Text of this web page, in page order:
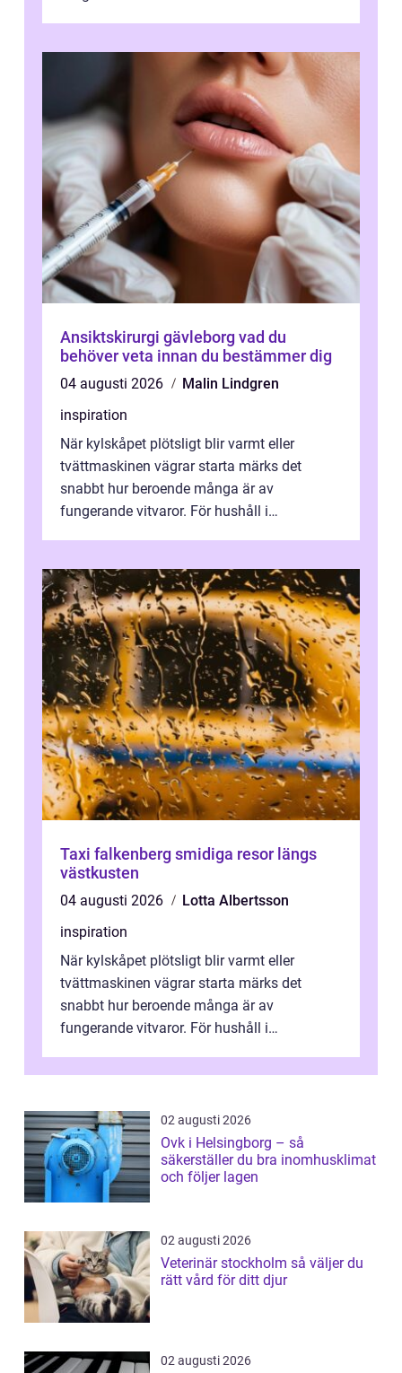
Ansiktskirurgi gävleborg vad du
behöver veta innan du bestämmer dig
04 augusti 2026
Malin Lindgren
inspiration
När kylskåpet plötsligt blir varmt eller
tvättmaskinen vägrar starta märks det
snabbt hur beroende många är av
fungerande vitvaror. För hushåll i
Taxi falkenberg smidiga resor längs
västkusten
04 augusti 2026
Lotta Albertsson
inspiration
När kylskåpet plötsligt blir varmt eller
tvättmaskinen vägrar starta märks det
snabbt hur beroende många är av
fungerande vitvaror. För hushåll i
vitvaruservice en...
02 augusti 2026
Ovk i Helsingborg – så
säkerställer du bra inomhusklimat
och följer lagen
02 augusti 2026
Veterinär stockholm så väljer du
rätt vård för ditt djur
02 augusti 2026